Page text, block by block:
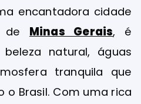
encantadora cidade
de Minas Gerais, é
natural, águas
tranquila que
Brasil. Com uma rica